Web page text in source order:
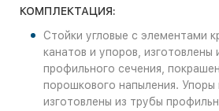
КОМПЛЕКТАЦИЯ:
Стойки угловые с элементами
канатов и упоров, изготовлены
профильного сечения,
порошкового напыления. Упоры
изготовлены из трубы